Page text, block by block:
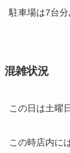
駐車場は7台分
混雑状況
この日は土曜
この時店内に